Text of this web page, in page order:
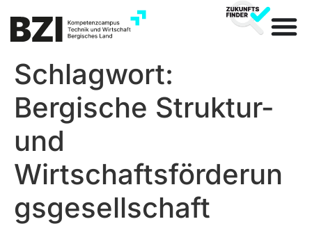
springen
Schlagwort:
Bergische Struktur-
und
Wirtschaftsförderun
gsgesellschaft